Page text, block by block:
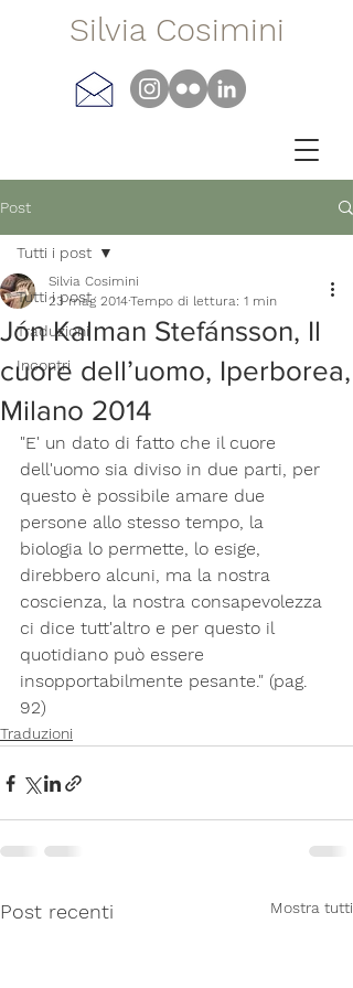
Silvia Cosimini
Post
Tutti i post
Traduzioni
Incontri
Tutti i post
Jón Kalman Stefánsson, Il
cuore dell’uomo, Iperborea,
Milano 2014
Silvia Cosimini
23 mag 2014Tempo di lettura: 1 min
"E' un dato di fatto che il cuore
dell'uomo sia diviso in due parti, per
questo è possibile amare due
persone allo stesso tempo, la
biologia lo permette, lo esige,
direbbero alcuni, ma la nostra
coscienza, la nostra consapevolezza
ci dice tutt'altro e per questo il
quotidiano può essere
insopportabilmente pesante." (pag.
92)
Traduzioni
Post recenti Mostra tutti